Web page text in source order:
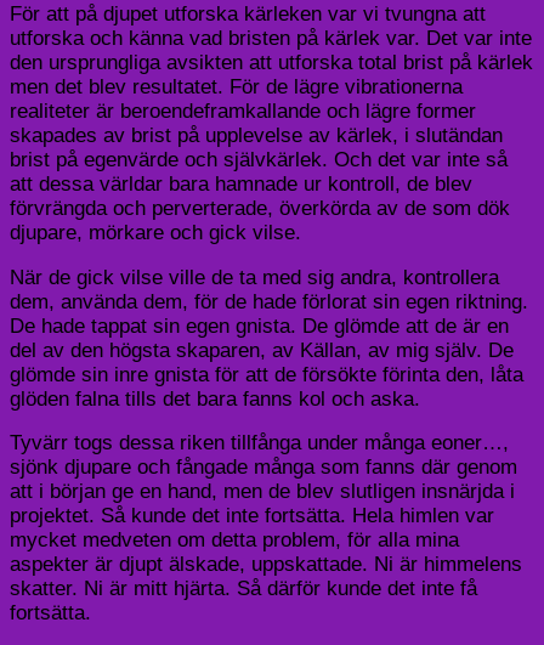
För att på djupet utforska kärleken var vi tvungna att
utforska och känna vad bristen på kärlek var. Det var inte
den ursprungliga avsikten att utforska total brist på kärlek
men det blev resultatet. För de lägre vibrationerna
realiteter är beroendeframkallande och lägre former
skapades av brist på upplevelse av kärlek, i slutändan
brist på egenvärde och självkärlek. Och det var inte så
att dessa världar bara hamnade ur kontroll, de blev
förvrängda och perverterade, överkörda av de som dök
djupare, mörkare och gick vilse.
När de gick vilse ville de ta med sig andra, kontrollera
dem, använda dem, för de hade förlorat sin egen riktning.
De hade tappat sin egen gnista. De glömde att de är en
del av den högsta skaparen, av Källan, av mig själv. De
glömde sin inre gnista för att de försökte förinta den, låta
glöden falna tills det bara fanns kol och aska.
Tyvärr togs dessa riken tillfånga under många eoner…,
sjönk djupare och fångade många som fanns där genom
att i början ge en hand, men de blev slutligen insnärjda i
projektet. Så kunde det inte fortsätta. Hela himlen var
mycket medveten om detta problem, för alla mina
aspekter är djupt älskade, uppskattade. Ni är himmelens
skatter. Ni är mitt hjärta. Så därför kunde det inte få
fortsätta.